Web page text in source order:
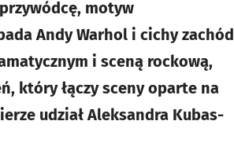
motyw
Andy Warhol i cichy zachód
i sceną rockową,
który łączy sceny oparte na
udział Aleksandra Kubas-